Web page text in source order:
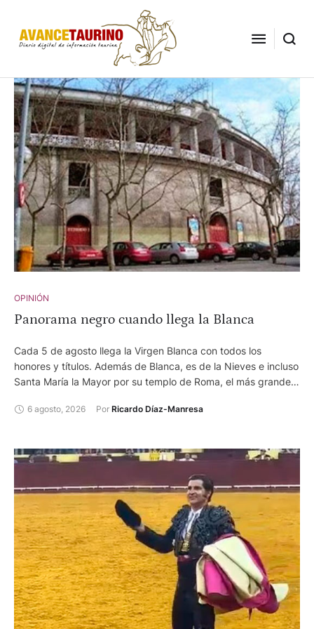
OPINIÓN
Panorama negro cuando llega la Blanca
Cada 5 de agosto llega la Virgen Blanca con todos los
honores y títulos. Además de Blanca, es de la Nieves e incluso
Santa María la Mayor por su templo de Roma, el más grande.
desaparecida en un mundo en el que los humanos parecen
6 agosto, 2026 Por Ricardo Díaz-Manresa